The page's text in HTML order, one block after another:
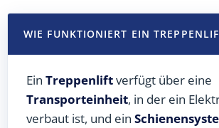
WIE FUNKTIONIERT EIN
Ein Treppenliftverfügt über eine
Transporteinheit, in der ein
verbaut ist, und ein